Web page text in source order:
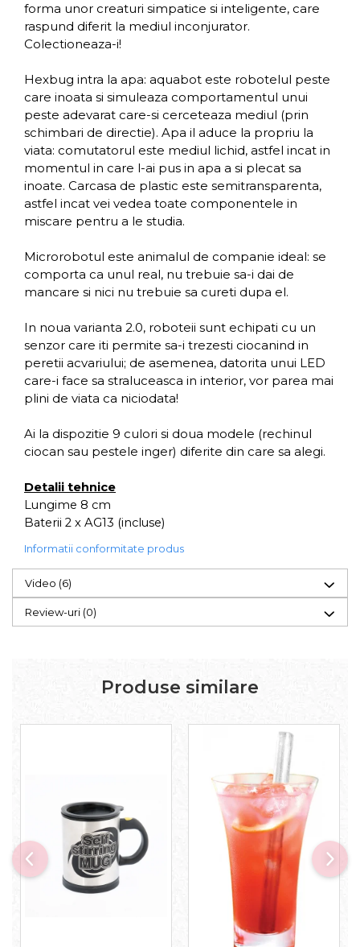
forma unor creaturi simpatice si inteligente, care
raspund diferit la mediul inconjurator.
Colectioneaza-i!
Hexbug intra la apa: aquabot este robotelul peste
care inoata si simuleaza comportamentul unui
peste adevarat care-si cerceteaza mediul (prin
schimbari de directie). Apa il aduce la propriu la
viata: comutatorul este mediul lichid, astfel incat in
momentul in care l-ai pus in apa a si plecat sa
inoate. Carcasa de plastic este semitransparenta,
astfel incat vei vedea toate componentele in
miscare pentru a le studia.
Microrobotul este animalul de companie ideal: se
comporta ca unul real, nu trebuie sa-i dai de
mancare si nici nu trebuie sa cureti dupa el.
In noua varianta 2.0, roboteii sunt echipati cu un
senzor care iti permite sa-i trezesti ciocanind in
peretii acvariului; de asemenea, datorita unui LED
care-i face sa straluceasca in interior, vor parea mai
plini de viata ca niciodata!
Ai la dispozitie 9 culori si doua modele (rechinul
ciocan sau pestele inger) diferite din care sa alegi.
Detalii tehnice
Lungime 8 cm
Baterii 2 x AG13 (incluse)
Informatii conformitate produs
Video (6)
Review-uri (0)
Produse similare